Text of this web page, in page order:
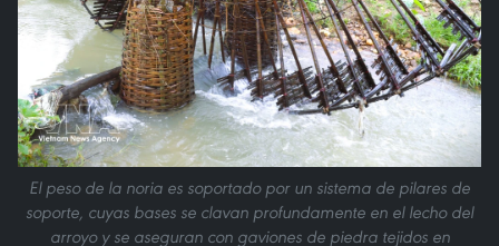
El peso de la noria es soportado por un sistema de pilares de
soporte, cuyas bases se clavan profundamente en el lecho del
arroyo y se aseguran con gaviones de piedra tejidos en